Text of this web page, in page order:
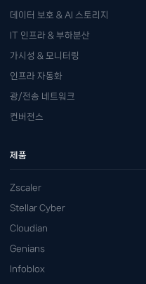
데이터 보호 & AI 스토리지
IT 인프라 & 부하분산
가시성 & 모니터링
인프라 자동화
광/전송 네트워크
컨버전스
제품
Zscaler
Stellar Cyber
Cloudian
Genians
Infoblox